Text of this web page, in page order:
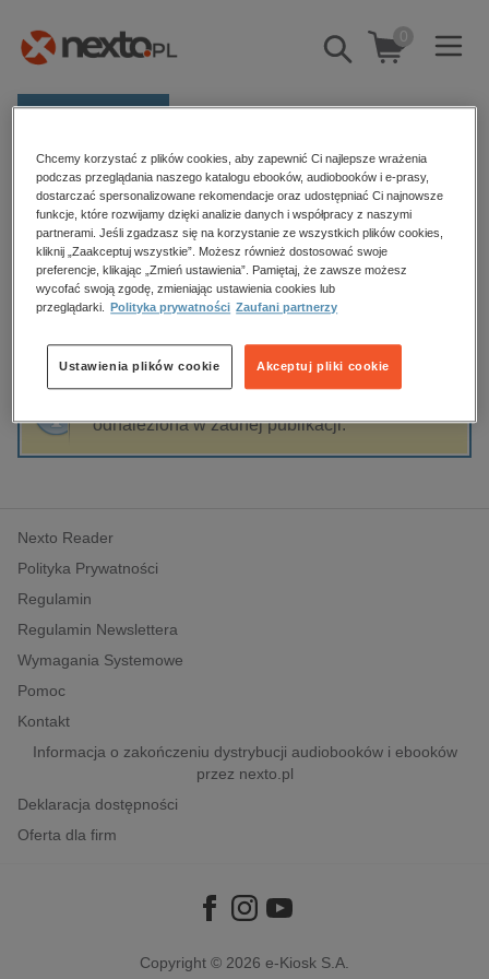
Pokaż/schowaj
wyszukiwarkę
0
Kategorie
Zobacz wszystkie E-prasa
budownictwo, aranżacja wnętrz
biznesowe, branżowe, gospodarka
dzienniki
edukacja
hobby, sport, rozrywka
komputery, internet, technologie, informatyka
polityka, społeczno-informacyjne
psychologiczne
inne
popularno-naukowe
historia
Strona główna Marian Czerski
Marian Czerski
Sortowanie Filtrowanie
odnaleziona w żadnej publikacji.
Nexto Reader
Polityka Prywatności
Regulamin
Regulamin Newslettera
Wymagania Systemowe
Pomoc
Kontakt
Informacja o zakończeniu dystrybucji audiobooków i ebooków
przez nexto.pl
Deklaracja dostępności
Oferta dla firm
Copyright © 2026 e-Kiosk S.A.
Chcemy korzystać z plików cookies, aby zapewnić Ci najlepsze wrażenia
podczas przeglądania naszego katalogu ebooków, audiobooków i e-prasy,
dostarczać spersonalizowane rekomendacje oraz udostępniać Ci najnowsze
funkcje, które rozwijamy dzięki analizie danych i współpracy z naszymi
partnerami. Jeśli zgadzasz się na korzystanie ze wszystkich plików cookies,
kliknij „Zaakceptuj wszystkie”. Możesz również dostosować swoje
preferencje, klikając „Zmień ustawienia”. Pamiętaj, że zawsze możesz
wycofać swoją zgodę, zmieniając ustawienia cookies lub
przeglądarki.
Polityka prywatności Zaufani partnerzy
Akceptuj pliki cookie
Ustawienia plików cookie